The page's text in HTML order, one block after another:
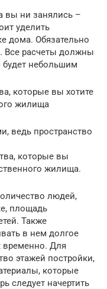
вы ни занялись –
уделить
дома. Обязательно
Все расчеты должны
будет небольшим
которые вы хотите
жилища
ведь пространство
которые вы
жилища.
людей,
площадь
Также
в нем долгое
временно. Для
этажей постройки,
которые
следует начертить